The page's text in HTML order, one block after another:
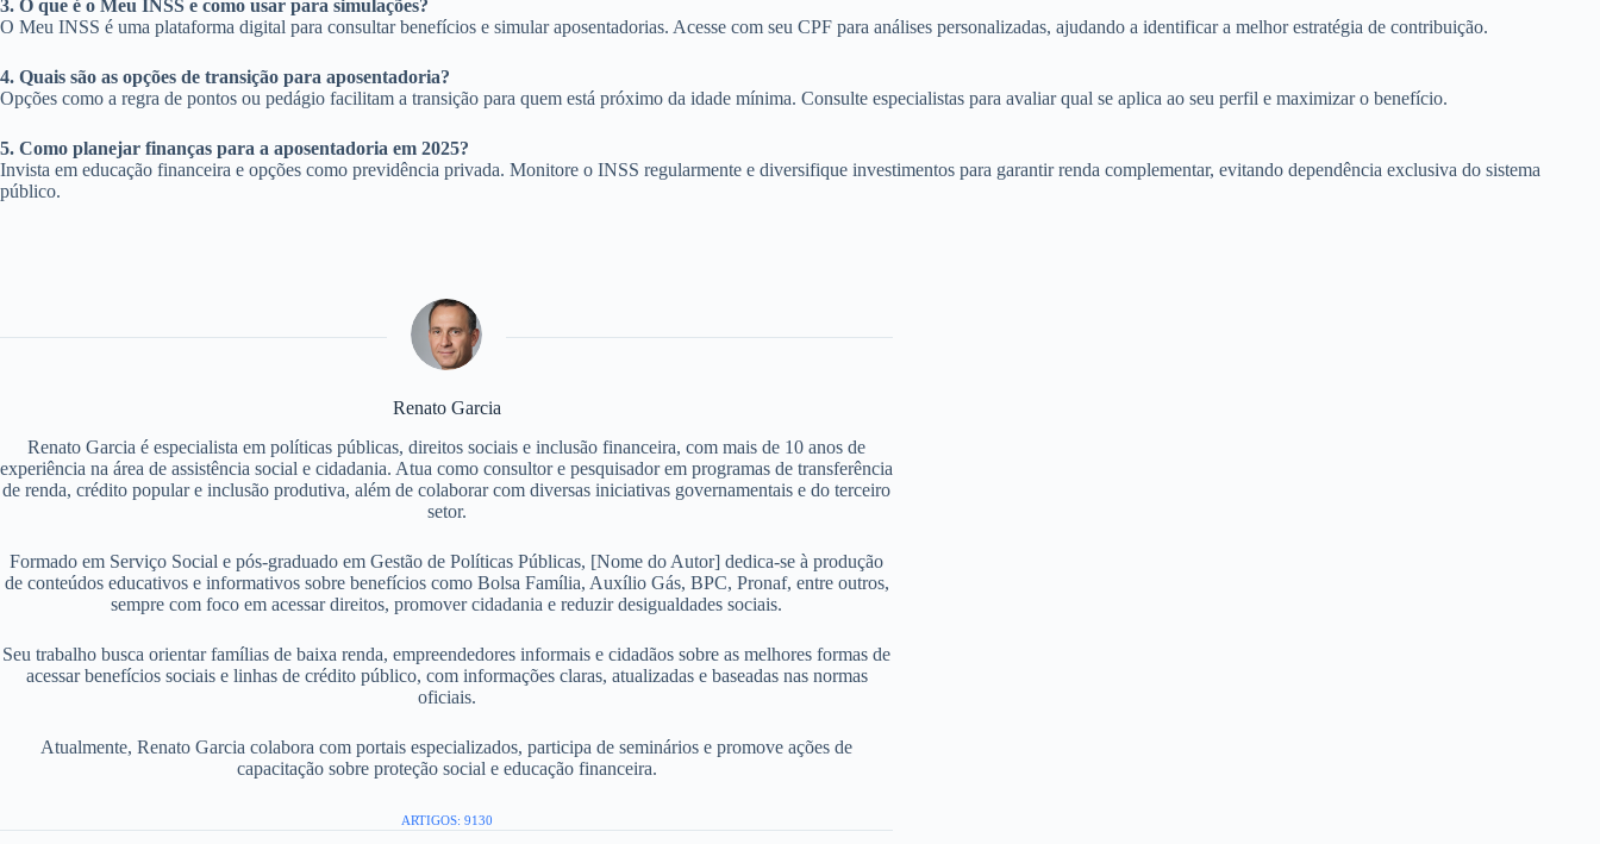
3. O que é o Meu INSS e como usar para simulações?
O Meu INSS é uma plataforma digital para consultar benefícios e simular aposentadorias. Acesse com seu CPF para análises personalizadas, ajudando a identificar a melhor estratégia de contribuição.
4. Quais são as opções de transição para aposentadoria?
Opções como a regra de pontos ou pedágio facilitam a transição para quem está próximo da idade mínima. Consulte especialistas para avaliar qual se aplica ao seu perfil e maximizar o benefício.
5. Como planejar finanças para a aposentadoria em 2025?
Invista em educação financeira e opções como previdência privada. Monitore o INSS regularmente e diversifique investimentos para garantir renda complementar, evitando dependência exclusiva do sistema
público.
Renato Garcia
Renato Garcia é especialista em políticas públicas, direitos sociais e inclusão financeira, com mais de 10 anos de
experiência na área de assistência social e cidadania. Atua como consultor e pesquisador em programas de transferência
de renda, crédito popular e inclusão produtiva, além de colaborar com diversas iniciativas governamentais e do terceiro
setor.
Formado em Serviço Social e pós-graduado em Gestão de Políticas Públicas, [Nome do Autor] dedica-se à produção
de conteúdos educativos e informativos sobre benefícios como Bolsa Família, Auxílio Gás, BPC, Pronaf, entre outros,
sempre com foco em acessar direitos, promover cidadania e reduzir desigualdades sociais.
Seu trabalho busca orientar famílias de baixa renda, empreendedores informais e cidadãos sobre as melhores formas de
acessar benefícios sociais e linhas de crédito público, com informações claras, atualizadas e baseadas nas normas
oficiais.
Atualmente, Renato Garcia colabora com portais especializados, participa de seminários e promove ações de
capacitação sobre proteção social e educação financeira.
ARTIGOS: 9130